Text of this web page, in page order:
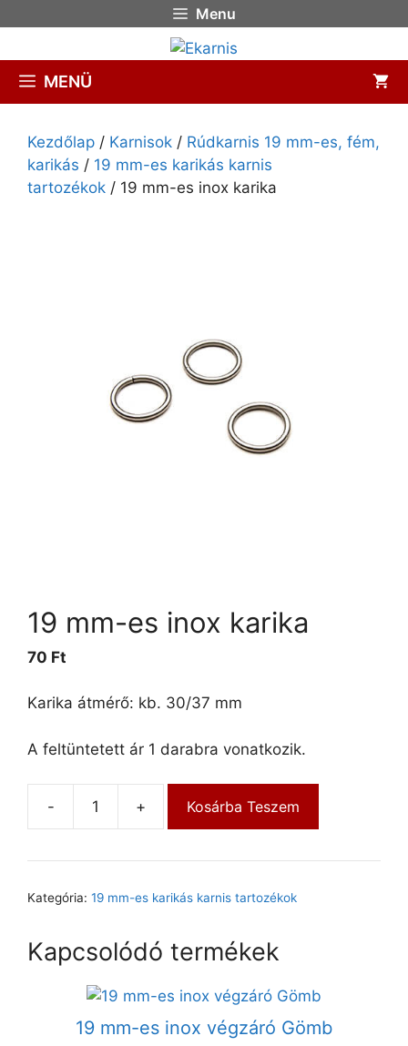
Menu
MENÜ
Kezdőlap / Karnisok / Rúdkarnis 19 mm-es, fém,
karikás / 19 mm-es karikás karnis
tartozékok / 19 mm-es inox karika
19 mm-es inox karika
70 Ft
Karika átmérő: kb. 30/37 mm
A feltüntetett ár 1 darabra vonatkozik.
- + Kosárba Teszem
Kategória: 19 mm-es karikás karnis tartozékok
Kapcsolódó termékek
19 mm-es inox végzáró Gömb